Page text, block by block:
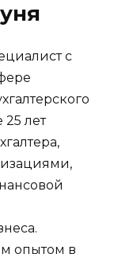
с
25 лет
опытом в